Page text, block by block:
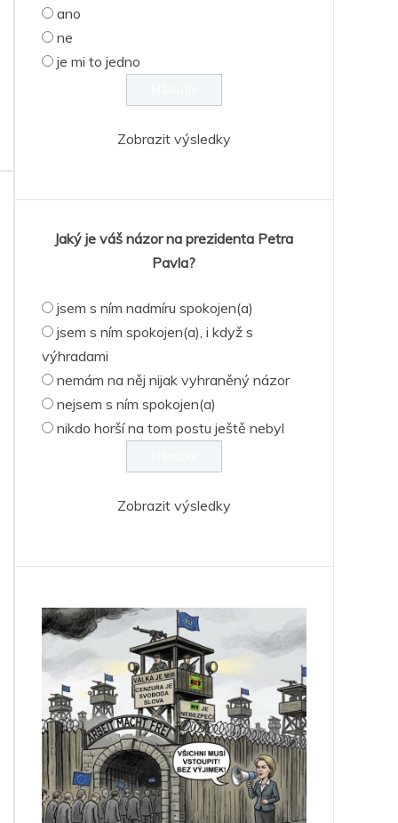
ano
ne
je mi to jedno
Zobrazit výsledky
Jaký je váš názor na prezidenta Petra
Pavla?
jsem s ním nadmíru spokojen(a)
jsem s ním spokojen(a), i když s
výhradami
nemám na něj nijak vyhraněný názor
nejsem s ním spokojen(a)
nikdo horší na tom postu ještě nebyl
Zobrazit výsledky